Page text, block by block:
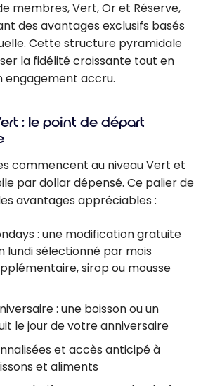
membres, Vert, Or et Réserve,
des avantages exclusifs basés
Cette structure pyramidale
la fidélité croissante tout en
engagement accru.
: le point de départ
commencent au niveau Vert et
par dollar dépensé. Ce palier de
avantages appréciables :
: une modification gratuite
lundi sélectionné par mois
sirop ou mousse
: une boisson ou un
le jour de votre anniversaire
et accès anticipé à
et aliments